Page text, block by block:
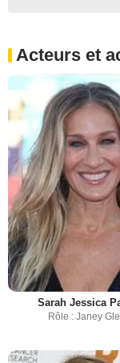
Acteurs et
Sarah Jessica
Rôle : Janey